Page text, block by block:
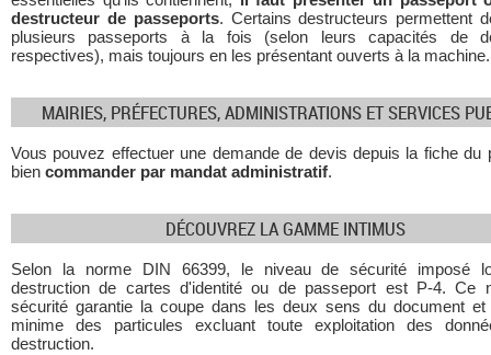
destructeur de passeports. Certains destructeurs permettent
plusieurs passeports à la fois (selon leurs capacités de
respectives), mais toujours en les présentant ouverts à la machine.
MAIRIES, PRÉFECTURES, ADMINISTRATIONS ET SERVICES
Vous pouvez effectuer une demande de devis depuis la fiche du
bien commander par mandat administratif.
DÉCOUVREZ LA GAMME INTIMUS
Selon la norme DIN 66399, le niveau de sécurité imposé
destruction de cartes d'identité ou de passeport est P-4. Ce
sécurité garantie la coupe dans les deux sens du document et
minime des particules excluant toute exploitation des
destruction.